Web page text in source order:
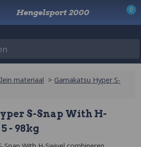
Hengelsport 2000 0
materiaal > Gamakatsu Hyper S-
S-Snap With H-
- 98kg